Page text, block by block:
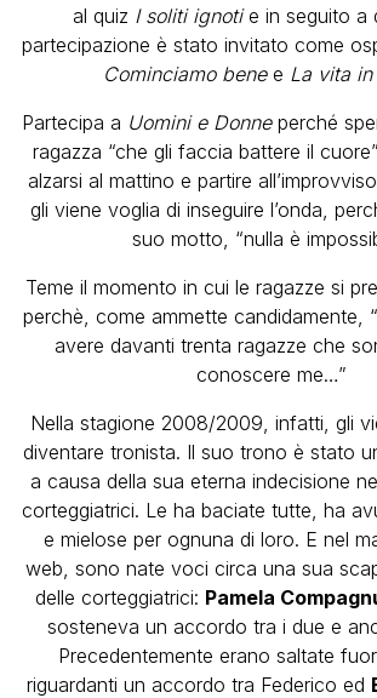
al quiz I soliti ignotie in seguito a
partecipazione è stato invitato come
Cominciamo benee La vita
Partecipa a Uomini e Donne perché
ragazza “che gli faccia battere il
alzarsi al mattino e partire
gli viene voglia di inseguire l’onda,
suo motto, “nulla è
Teme il momento in cui le ragazze si
perchè, come ammette candidamente,
avere davanti trenta ragazze che
conoscere me…”
Nella stagione 2008/2009, infatti, gli
diventare tronista. Il suo trono è stato
a causa della sua eterna indecisione
corteggiatrici. Le ha baciate tutte, ha
e mielose per ognuna di loro. E nel
web, sono nate voci circa una sua
delle corteggiatrici: Pamela
sosteneva un accordo tra i due e
Precedentemente erano saltate
riguardanti un accordo tra Federico ed